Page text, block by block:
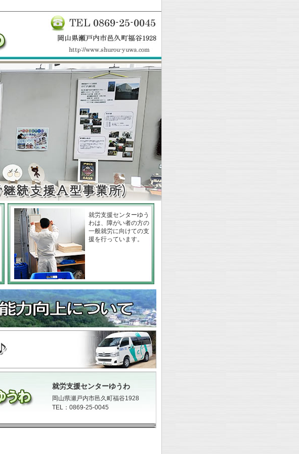
就労支援センターゆう
わは、障がい者の方の
一般就労に向けての支
援を行っています。
就労支援センターゆうわ
岡山県瀬戸内市邑久町福谷1928
TEL：0869-25-0045